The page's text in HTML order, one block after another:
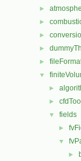
►
►
►
►
►
▼
►
►
▼ fields
►
▼
►